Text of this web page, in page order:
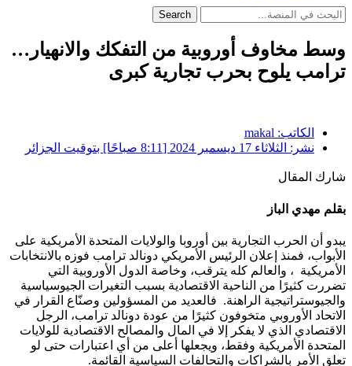
Search
وسط مخاوف أوروبية من التفكك والانهيار…
ترامب يلوح بحرب تجارية كبرى
الكاتب: makal
نشر: الثلاثاء 17 ديسمبر 2024 [8:11 صباحًا] بتوقيت الجزائر
شارك المقال
بقلم مهدي الباز
يبدو أن الحرب التجارية بين أوروبا والولايات المتحدة الأمريكية على
الأبواب، فمنذ إعلان الرئيس الأمريكي دونالد ترامب فوزه بالانتخابات
الأمريكية ، والعالم كله يترقب، وخاصة الدول الأوروبية التي
تضررت كثيرًا من الناحية الاقتصادية بسبب التغيرات الجيوسياسية
والجيوستراتيجية الراهنة. فالعديد من المسؤولين وصنّاع القرار في
الاتحاد الأوروبي متخوفون كثيرًا من عودة دونالد ترامب، الرجل
الاقتصادي الذي لا يفكر إلا في المال والمصالح الاقتصادية للولايات
المتحدة الأمريكية وفقط، ويجعلها أعلى من أي اعتبارات حتى لو
تعلق الأمر بالشراكات والتحالفات السياسية القائمة.